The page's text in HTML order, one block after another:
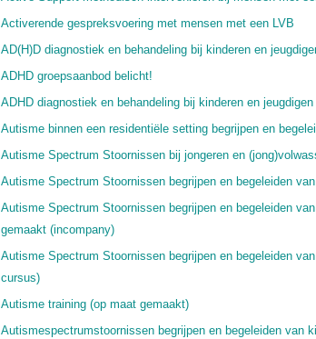
Activerende gespreksvoering met mensen met een LVB
AD(H)D diagnostiek en behandeling bij kinderen en
ADHD groepsaanbod belicht!
ADHD diagnostiek en behandeling bij kinderen en jeugdigen
Autisme binnen een residentiële setting begrijpen en
Autisme Spectrum Stoornissen bij jongeren en
Autisme Spectrum Stoornissen begrijpen en begeleiden
Autisme Spectrum Stoornissen begrijpen en begeleiden
gemaakt (incompany)
Autisme Spectrum Stoornissen begrijpen en begeleiden
cursus)
Autisme training (op maat gemaakt)
Autismespectrumstoornissen begrijpen en begeleiden van